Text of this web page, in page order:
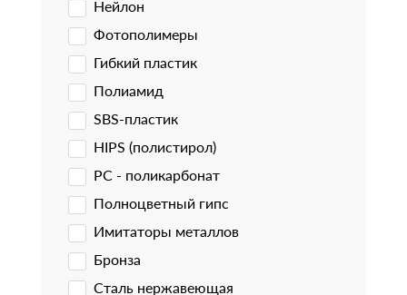
Нейлон
Фотополимеры
Гибкий пластик
Полиамид
SBS-пластик
HIPS (полистирол)
PC - поликарбонат
Полноцветный гипс
Имитаторы металлов
Бронза
Сталь нержавеющая